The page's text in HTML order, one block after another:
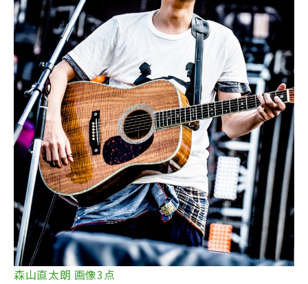
森山直太朗 画像3点